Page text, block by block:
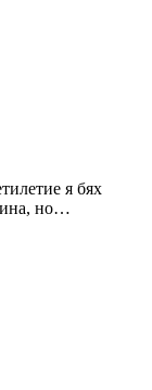
я бях
но…